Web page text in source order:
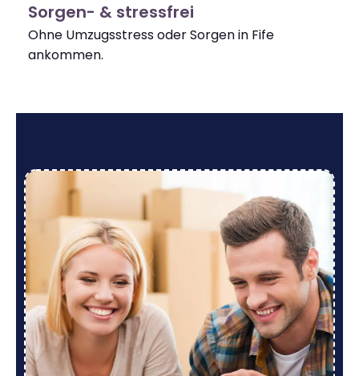
Sorgen- & stressfrei
Ohne Umzugsstress oder Sorgen in Fife
ankommen.